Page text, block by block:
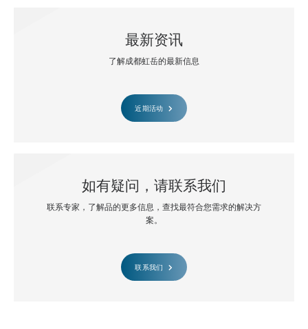
最新资讯
了解成都虹岳的最新信息
近期活动
如有疑问，请联系我们
联系专家，了解品的更多信息，查找最符合您需求的解决方
案。
联系我们